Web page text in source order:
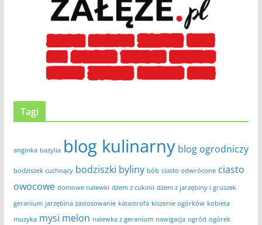
Tagi
anginka bazylia blog kulinarny blog ogrodniczy
bodziszek cuchnący bodziszki byliny bób ciasto odwrócone ciasto
owocowe domowe nalewki dżem z cukinii dżem z jarzębiny i gruszek
geranium jarzębina zastosowanie katastrofa kiszenie ogórków kobieta
muzyka mysi melon nalewka z geranium nawigacja ogród ogórek